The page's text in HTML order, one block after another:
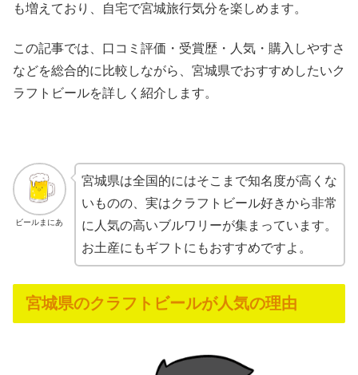
も増えており、自宅で宮城旅行気分を楽しめます。
この記事では、口コミ評価・受賞歴・人気・購入しやすさ
などを総合的に比較しながら、宮城県でおすすめしたいク
ラフトビールを詳しく紹介します。
ビールまにあ
宮城県は全国的にはそこまで知名度が高くな
いものの、実はクラフトビール好きから非常
に人気の高いブルワリーが集まっています。
お土産にもギフトにもおすすめですよ。
宮城県のクラフトビールが人気の理由